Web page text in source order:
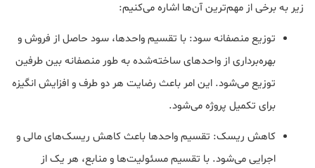
زیر به برخی از مهم‌ترین آن‌ها اشاره می‌کنیم:
توزیع منصفانه سود: با تقسیم واحدها، سود حاصل از فروش و
بهره‌برداری از واحدهای ساخته‌شده به طور منصفانه بین طرفین
توزیع می‌شود. این امر باعث رضایت هر دو طرف و افزایش انگیزه
برای تکمیل پروژه می‌شود.
کاهش ریسک: تقسیم واحدها باعث کاهش ریسک‌های مالی و
اجرایی می‌شود. با تقسیم مسئولیت‌ها و منابع، هر یک از